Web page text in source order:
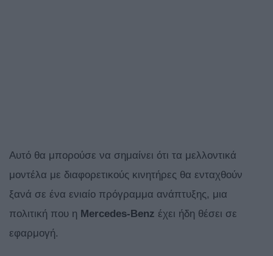
Αυτό θα μπορούσε να σημαίνει ότι τα μελλοντικά
μοντέλα με διαφορετικούς κινητήρες θα ενταχθούν
ξανά σε ένα ενιαίο πρόγραμμα ανάπτυξης, μια
πολιτική που η Mercedes-Benz έχει ήδη θέσει σε
εφαρμογή.